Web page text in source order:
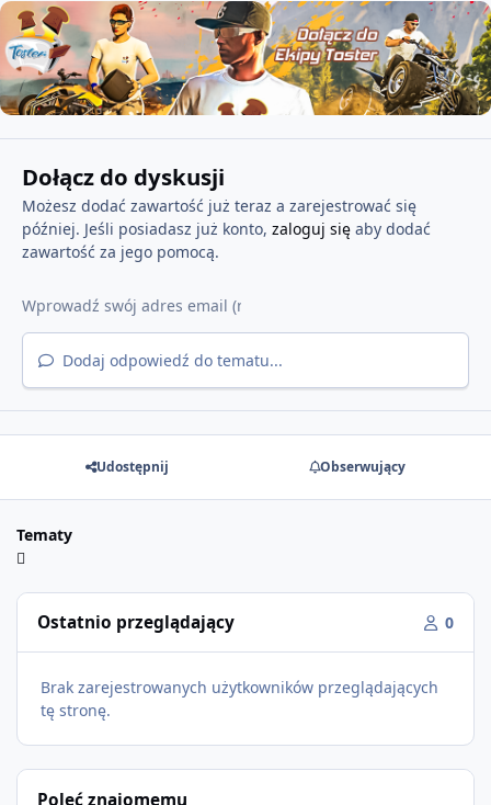
Dołącz do dyskusji
Możesz dodać zawartość już teraz a zarejestrować się
później. Jeśli posiadasz już konto, zaloguj sięaby dodać
zawartość za jego pomocą.
Dodaj odpowiedź do tematu...
Udostępnij Obserwujący
Tematy
Ostatnio przeglądający 0
Brak zarejestrowanych użytkowników przeglądających
tę stronę.
Poleć znajomemu